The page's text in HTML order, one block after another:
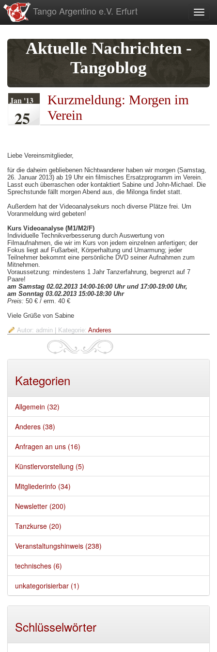
zum
Inhalt
Tango Argentino e.V. Erfurt
Aktuelle Nachrichten -
Tangoblog
Jan '13
25
Kurzmeldung: Morgen im
Verein
Liebe Vereinsmitglieder,
für die daheim gebliebenen Nichtwanderer haben wir morgen (Samstag,
26. Januar 2013) ab 19 Uhr ein filmisches Ersatzprogramm im Verein.
Lasst euch überraschen oder kontaktiert Sabine und John-Michael. Die
Sprechstunde fällt morgen Abend aus, die Milonga findet statt.
Außerdem hat der Videoanalysekurs noch diverse Plätze frei. Um
Voranmeldung wird gebeten!
Kurs Videoanalyse (M1/M2/F)
Individuelle Technikverbesserung durch Auswertung von
Filmaufnahmen, die wir im Kurs von jedem einzelnen anfertigen; der
Fokus liegt auf Fußarbeit, Körperhaltung und Umarmung; jeder
Teilnehmer bekommt eine persönliche DVD seiner Aufnahmen zum
Mitnehmen.
Voraussetzung: mindestens 1 Jahr Tanzerfahrung, begrenzt auf 7
Paare!
am Samstag 02.02.2013 14:00-16:00 Uhr und 17:00-19:00 Uhr,
am Sonntag 03.02.2013 15:00-18:30 Uhr
Preis: 50 € / erm. 40 €
Viele Grüße von Sabine
Autor: admin | Kategorie: Anderes
Kategorien
Allgemein (32)
Anderes (38)
Anfragen an uns (16)
Künstlervorstellung (5)
Mitgliederinfo (34)
Newsletter (200)
Tanzkurse (20)
Veranstaltungshinweis (238)
technisches (6)
unkategorisierbar (1)
Schlüsselwörter